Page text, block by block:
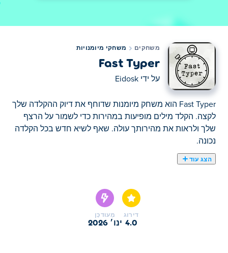
משחקים משחקי מיומנויות
Fast Typer
על ידי Eidosk
Fast Typer הוא משחק מיומנות שדוחף את דיוק ההקלדה שלך
לקצה. הקלד מילים מופיעות במהירות כדי לשמור על הרצף
שלך ולראות את מהירותך עולה. שאף לשיא חדש בכל הקלדה
נכונה.
הצג עוד
דירוג
4.0
מְעוּדכָּן
ינו׳ 2026